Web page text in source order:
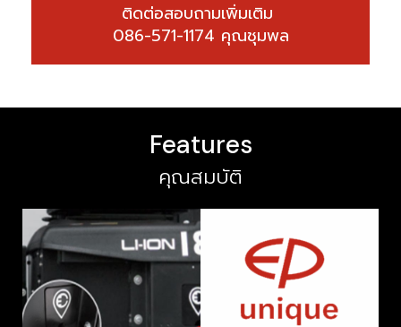
ติดต่อสอบถามเพิ่มเติม
086-571-1174 คุณชุมพล
Features
คุณสมบัติ